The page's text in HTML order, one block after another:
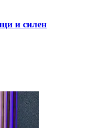
и силен